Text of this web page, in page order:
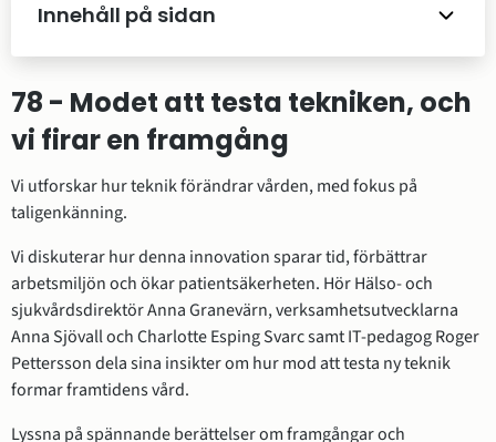
Innehåll på sidan
78 - Modet att testa tekniken, och
vi firar en framgång
Vi utforskar hur teknik förändrar vården, med fokus på
taligenkänning.
Vi diskuterar hur denna innovation sparar tid, förbättrar
arbetsmiljön och ökar patientsäkerheten. Hör Hälso- och
sjukvårdsdirektör Anna Granevärn, verksamhetsutvecklarna
Anna Sjövall och Charlotte Esping Svarc samt IT-pedagog Roger
Pettersson dela sina insikter om hur mod att testa ny teknik
formar framtidens vård.
Lyssna på spännande berättelser om framgångar och